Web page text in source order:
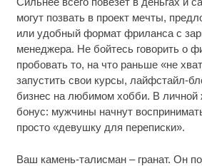
могут позвать в проект мечты,
или удобный формат фриланса с
менеджера. Не бойтесь говорить о
пробовать то, на что раньше «не
запустить свои курсы, лайфстайл-
бизнес на любимом хобби. В личной
бонус: мужчины начнут
просто «девушку для переписки».
Ваш камень-талисман – гранат. Он